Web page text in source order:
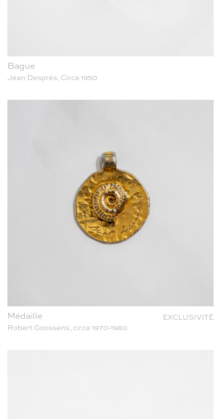
Bague
Jean Després, Circa 1950
Médaille
EXCLUSIVITÉ
Robert Goossens, circa 1970-1980